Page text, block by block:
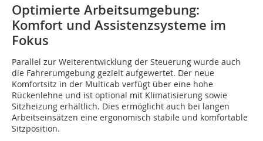
Optimierte Arbeitsumgebung:
Komfort und Assistenzsysteme im
Fokus
Parallel zur Weiterentwicklung der Steuerung wurde auch
die Fahrerumgebung gezielt aufgewertet. Der neue
Komfortsitz in der Multicab verfügt über eine hohe
Rückenlehne und ist optional mit Klimatisierung sowie
Sitzheizung erhältlich. Dies ermöglicht auch bei langen
Arbeitseinsätzen eine ergonomisch stabile und komfortable
Sitzposition.